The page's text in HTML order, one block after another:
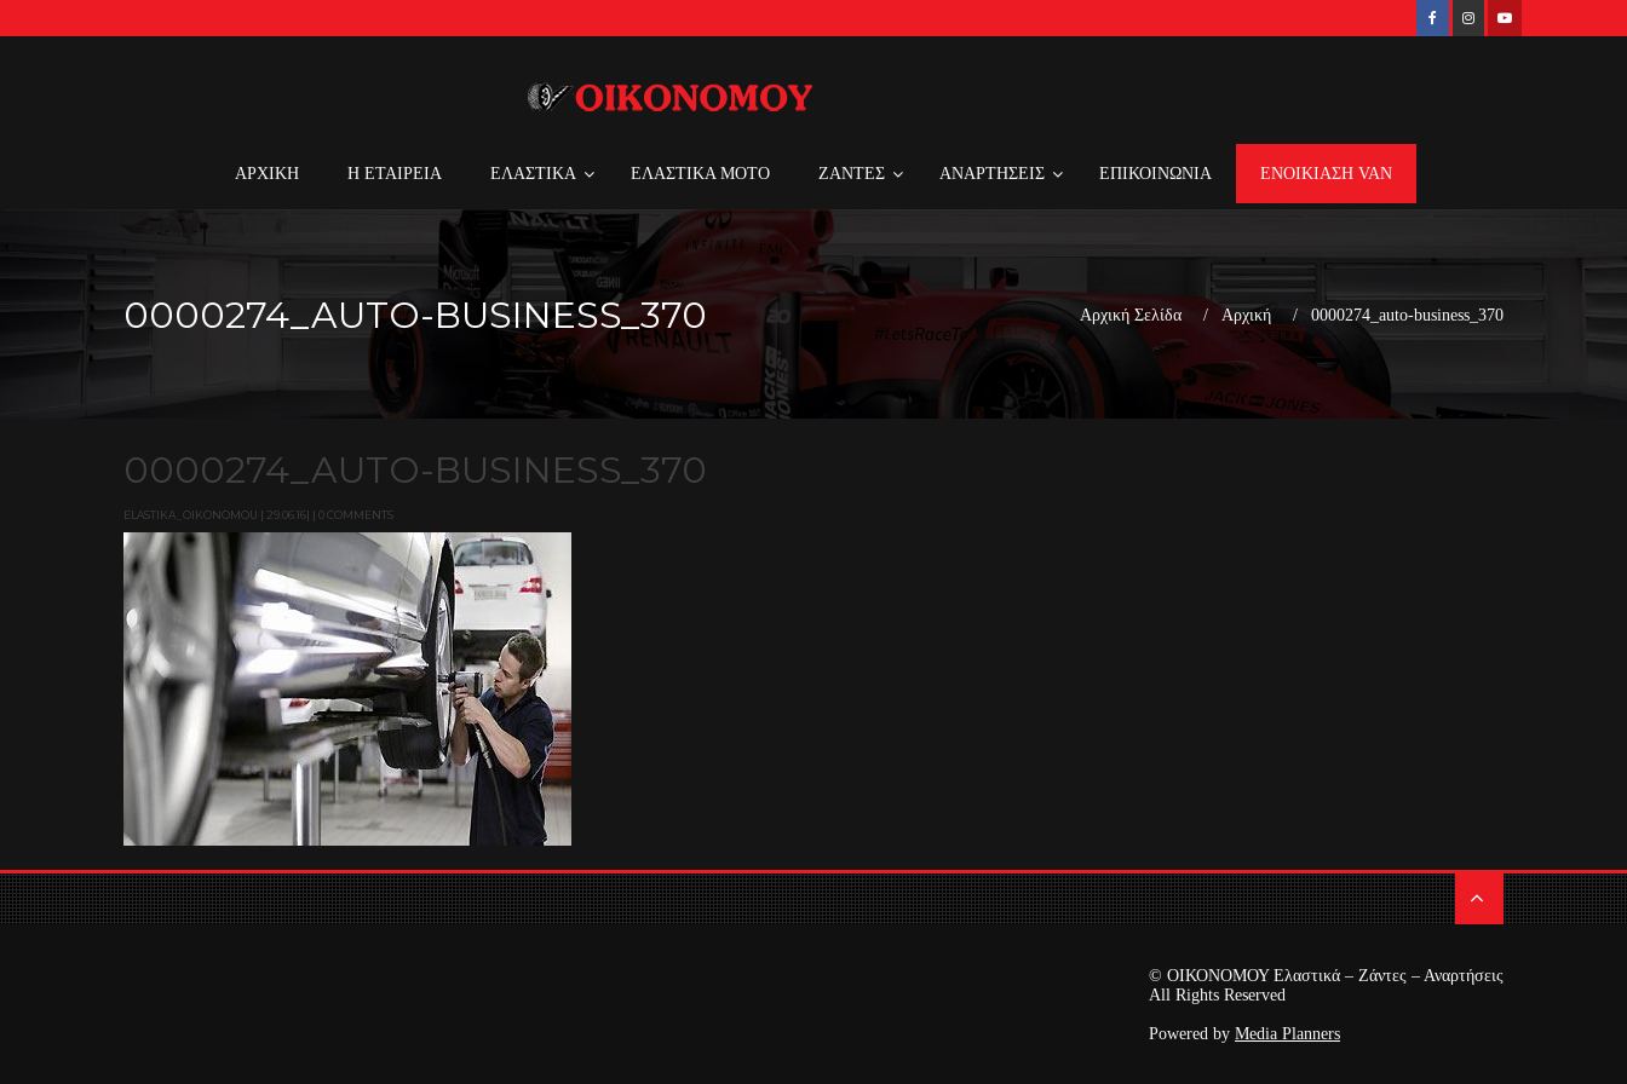
ΑΡΧΙΚΗ Η ΕΤΑΙΡΕΙΑ ΕΛΑΣΤΙΚΑ ΕΛΑΣΤΙΚΑ MOTO ΖΑΝΤΕΣ ΑΝΑΡΤΗΣΕΙΣ ΕΠΙΚΟΙΝΩΝΙΑ ΕΝΟΙΚΙΑΣΗ VAN
0000274_AUTO-BUSINESS_370 Αρχική Σελίδα Αρχική 0000274_auto-business_370
0000274_AUTO-BUSINESS_370
ELASTIKA_OIKONOMOU | 29.06.16| | 0 COMMENTS
© ΟΙΚΟΝΟΜΟΥ Ελαστικά – Ζάντες – Αναρτήσεις
All Rights Reserved
Powered by Media Planners